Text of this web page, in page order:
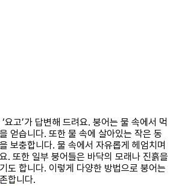
요고’가 답변해 드려요. 붕어는 물 속에서 먹
얻습니다. 또한 물 속에 살아있는 작은 동
보충합니다. 물 속에서 자유롭게 헤엄치며
. 또한 일부 붕어들은 바닥의 모래나 진흙을
도 합니다. 이렇게 다양한 방법으로 붕어는
합니다.